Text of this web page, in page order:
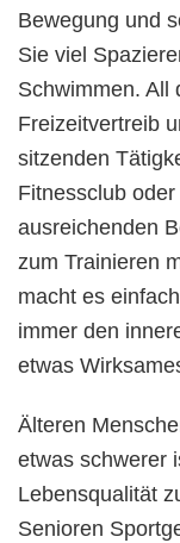
Bewegung und
Sie viel
Schwimmen. All
Freizeitvertreib
sitzenden
Fitnessclub
ausreichenden
zum Trainieren
macht es
immer den
etwas
Älteren
etwas schwerer
Lebensqualität
Senioren